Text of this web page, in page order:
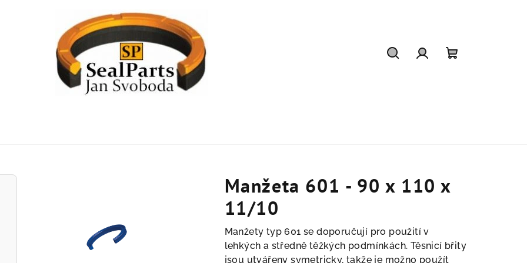
Manžeta 601 - 90 x 110 x
11/10
Manžety typ 601 se doporučují pro použití v
lehkých a středně těžkých podmínkách. Těsnicí břity
jsou utvářeny symetricky, takže je možno použít